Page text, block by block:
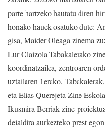
parte hartzeko hautatu diren
honako hauek osatuko dute:
gisa, Maider Oleaga zinema
Lur Olaizola Tabakalerako
koordinatzailea, zentroaren
uztailaren 1erako,
eta Elias Querejeta Zine
Ikusmira Berriak zine-
deialdira aurkezteko prest